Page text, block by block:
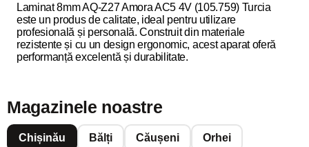
Laminat 8mm AQ-Z27 Amora AC5 4V (105.759) Turcia
este un produs de calitate, ideal pentru utilizare
profesională și personală. Construit din materiale
rezistente și cu un design ergonomic, acest aparat oferă
performanță excelentă și durabilitate.
Magazinele noastre
Chișinău Bălți Căușeni Orhei